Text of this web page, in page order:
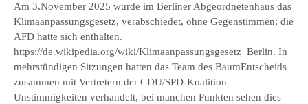
Am 3.November 2025 wurde im Berliner Abgeordnetenhaus das
Klimaanpassungsgesetz, verabschiedet, ohne Gegenstimmen; die
AFD hatte sich enthalten.
https://de.wikipedia.org/wiki/Klimaanpassungsgesetz_Berlin. In
mehrstündigen Sitzungen hatten das Team des BaumEntscheids
zusammen mit Vertretern der CDU/SPD-Koalition
Unstimmigkeiten verhandelt, bei manchen Punkten sehen dies